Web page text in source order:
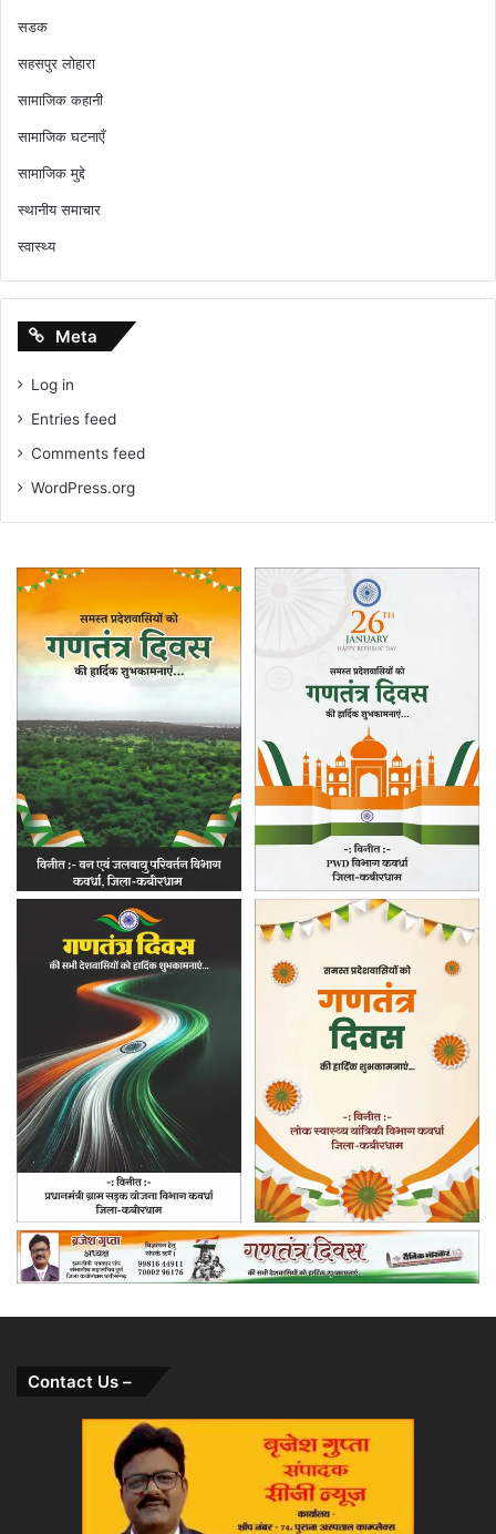
सडक
सहसपुर लोहारा
सामाजिक कहानी
सामाजिक घटनाएँ
सामाजिक मुद्दे
स्थानीय समाचार
स्वास्थ्य
Meta
Log in
Entries feed
Comments feed
WordPress.org
Contact Us –